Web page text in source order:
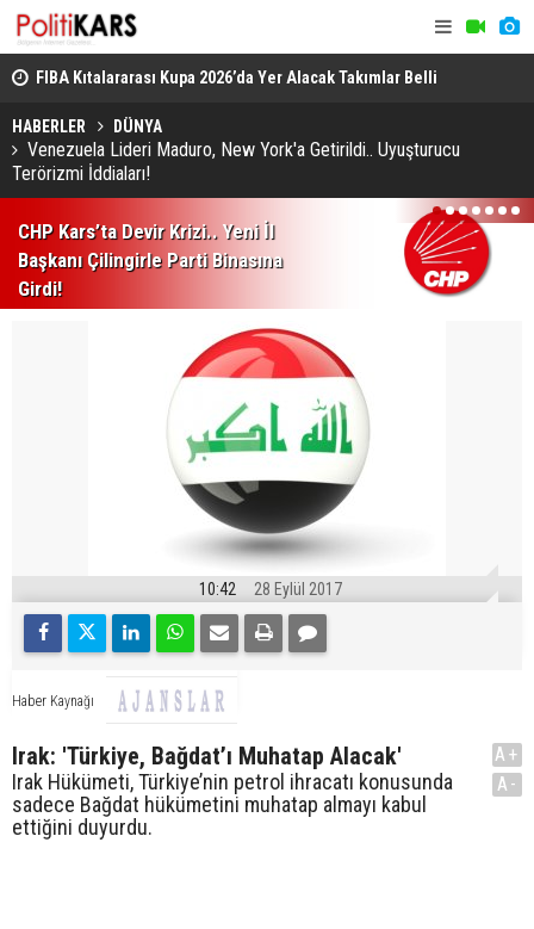
FIBA Kıtalararası Kupa 2026’da Yer Alacak Takımlar Belli
Oldu
HABERLER DÜNYA
Venezuela Lideri Maduro, New York'a Getirildi.. Uyuşturucu
Terörizmi İddiaları!
CHP Kars’ta Devir Krizi.. Yeni İl
Başkanı Çilingirle Parti Binasına
Girdi!
1 2 3 4 5 6 7
10:42 28 Eylül 2017
Haber Kaynağı
Irak: 'Türkiye, Bağdat’ı Muhatap Alacak'
Irak Hükümeti, Türkiye’nin petrol ihracatı konusunda
sadece Bağdat hükümetini muhatap almayı kabul
ettiğini duyurdu.
A+
A-